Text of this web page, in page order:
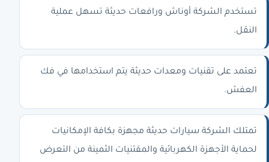
تستخدم الشركة أوناش ورافعات حديثة تسهل عملية
النقل.
تعتمد على تقنيات ومعدات حديثة يتم استخدامها في فك
العفش.
تمتلك الشركة سيارات حديثة مجهزة بكافة الإمكانيات
لحماية الأجهزة الكهربائية والمقتنيات الثمينة من التعرض